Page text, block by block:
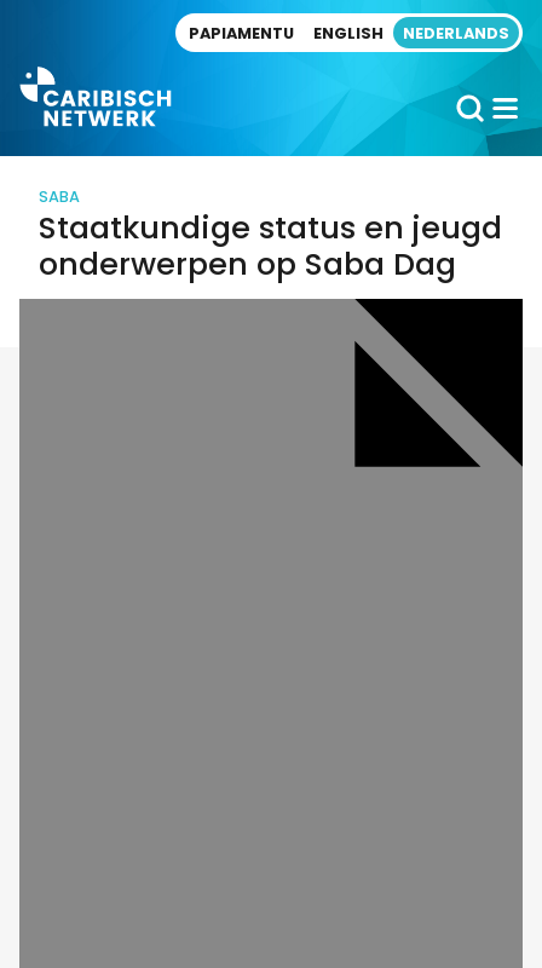
PAPIAMENTU ENGLISH NEDERLANDS
SABA
Staatkundige status en jeugd
onderwerpen op Saba Dag